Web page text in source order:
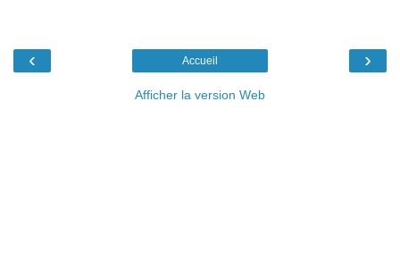
‹ ›
Accueil
Afficher la version Web